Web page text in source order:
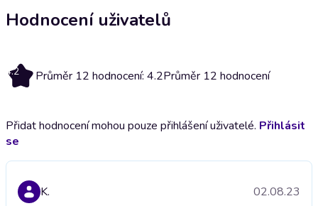
Hodnocení uživatelů
4.2 Průměr 12 hodnocení: 4.2Průměr 12 hodnocení
Přidat hodnocení mohou pouze přihlášení uživatelé. Přihlásit
se
K. 02.08.23